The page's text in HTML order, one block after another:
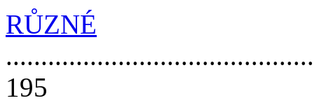
RŮZNÉ
195